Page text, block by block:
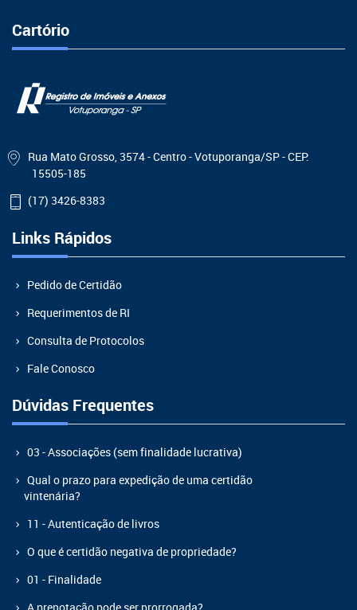
Cartório
Rua Mato Grosso, 3574 - Centro - Votuporanga/SP - CEP:
15505-185
(17) 3426-8383
Links Rápidos
Pedido de Certidão
Requerimentos de RI
Consulta de Protocolos
Fale Conosco
Dúvidas Frequentes
03 - Associações (sem finalidade lucrativa)
Qual o prazo para expedição de uma certidão
vintenária?
11 - Autenticação de livros
O que é certidão negativa de propriedade?
01 - Finalidade
A prenotação pode ser prorrogada?